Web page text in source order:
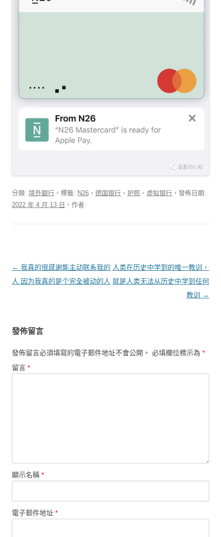
分類: 境外銀行 ，標籤: N26 、 德国银行 、 护照 、 虚拟银行 ，發佈日期:
2022 年 4 月 13 日 ，作者:
文章導覽
← 我真的很感谢能主动联系我的
人 因为我真的是个完全被动的人
人类在历史中学到的唯一教训，
就是人类无法从历史中学到任何
教训
→
發佈留言
發佈留言必須填寫的電子郵件地址不會公開。 必填欄位標示為 *
留言 *
顯示名稱 *
電子郵件地址 *